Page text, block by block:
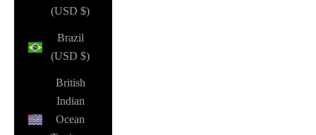
(USD $)
Brazil
(USD $)
British
Indian
Ocean